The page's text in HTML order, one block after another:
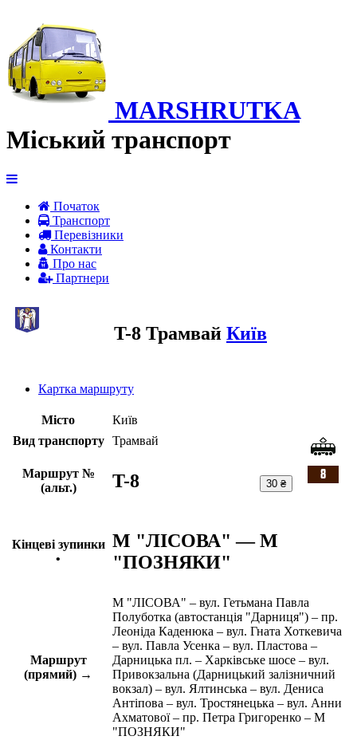
MARSHRUTKA
Міський транспорт
Початок
Транспорт
Перевiзники
Контакти
Про нас
Партнери
T-8 Трамвай Київ
Картка маршруту
Місто
Київ
Вид транспорту
Трамвай
Маршрут №
(альт.)
T-8 30 ₴
Кінцеві зупинки
•
М "ЛІСОВА" — М
"ПОЗНЯКИ"
Маршрут
(прямий) →
М "ЛІСОВА" – вул. Гетьмана Павла
Полуботка (автостанція "Дарниця") – пр.
Леоніда Каденюка – вул. Гната Хоткевича
– вул. Павла Усенка – вул. Пластова –
Дарницька пл. – Харківське шосе – вул.
Привокзальна (Дарницький залізничний
вокзал) – вул. Ялтинська – вул. Дениса
Антіпова – вул. Тростянецька – вул. Анни
Ахматової – пр. Петра Григоренко – М
"ПОЗНЯКИ"